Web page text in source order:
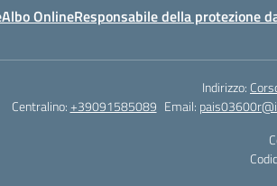
Albo OnlineResponsabile della protezione
Indirizzo:
Centralino:+39091585089 Email: